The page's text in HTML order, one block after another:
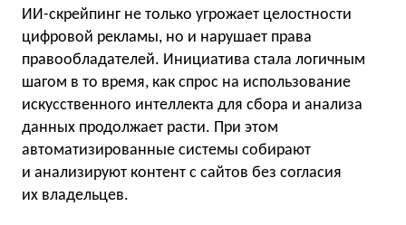
ИИ-скрейпинг не только угрожает целостности
цифровой рекламы, но и нарушает права
правообладателей. Инициатива стала логичным
шагом в то время, как спрос на использование
искусственного интеллекта для сбора и анализа
данных продолжает расти. При этом
автоматизированные системы собирают
и анализируют контент с сайтов без согласия
их владельцев.